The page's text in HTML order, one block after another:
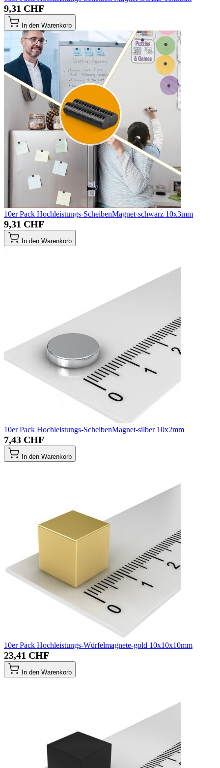
9,31 CHF
In den Warenkorb
10er Pack Hochleistungs-ScheibenMagnet-schwarz 10x3mm
9,31 CHF
In den Warenkorb
10er Pack Hochleistungs-ScheibenMagnet-silber 10x2mm
7,43 CHF
In den Warenkorb
10er Pack Hochleistungs-Würfelmagnete-gold 10x10x10mm
23,41 CHF
In den Warenkorb